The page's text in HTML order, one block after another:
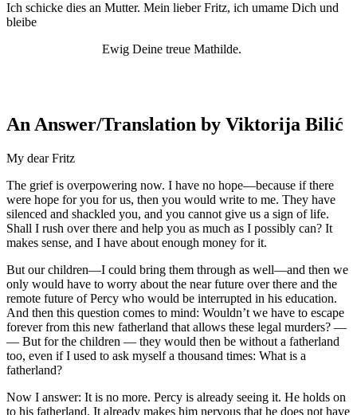
Ich schicke dies an Mutter. Mein lieber Fritz, ich umame Dich und
bleibe
Ewig Deine treue Mathilde.
An Answer/Translation by Viktorija Bilić
My dear Fritz
The grief is overpowering now. I have no hope—because if there
were hope for you for us, then you would write to me. They have
silenced and shackled you, and you cannot give us a sign of life.
Shall I rush over there and help you as much as I possibly can? It
makes sense, and I have about enough money for it.
But our children—I could bring them through as well—and then we
only would have to worry about the near future over there and the
remote future of Percy who would be interrupted in his education.
And then this question comes to mind: Wouldn’t we have to escape
forever from this new fatherland that allows these legal murders? —
— But for the children — they would then be without a fatherland
too, even if I used to ask myself a thousand times: What is a
fatherland?
Now I answer: It is no more. Percy is already seeing it. He holds on
to his fatherland. It already makes him nervous that he does not have